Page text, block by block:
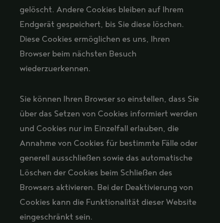
gelöscht. Andere Cookies bleiben auf Ihrem
Endgerät gespeichert, bis Sie diese löschen.
Diese Cookies ermöglichen es uns, Ihren
Browser beim nächsten Besuch
wiederzuerkennen.
Sie können Ihren Browser so einstellen, dass Sie
über das Setzen von Cookies informiert werden
und Cookies nur im Einzelfall erlauben, die
Annahme von Cookies für bestimmte Fälle oder
generell ausschließen sowie das automatische
Löschen der Cookies beim Schließen des
Browsers aktivieren. Bei der Deaktivierung von
Cookies kann die Funktionalität dieser Website
eingeschränkt sein.